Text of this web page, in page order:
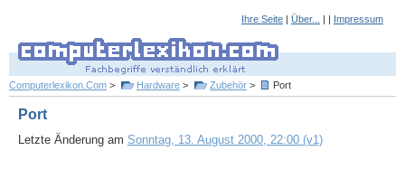
Ihre Seite | Über... | | Impressum
Computerlexikon.Com > Hardware > Zubehör > Port
Port
Letzte Änderung am Sonntag, 13. August 2000, 22:00 (v1)